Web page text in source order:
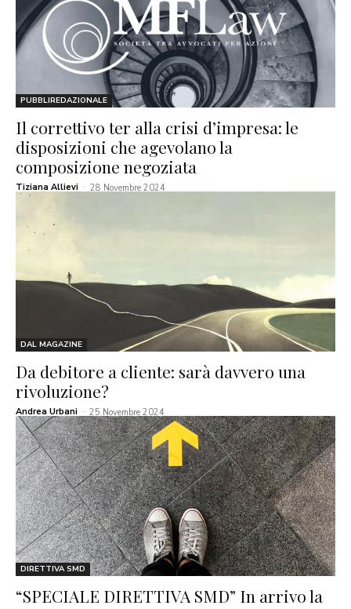
PUBBLIREDAZIONALE
Il correttivo ter alla crisi d’impresa: le
disposizioni che agevolano la
composizione negoziata
Tiziana Allievi - 28 Novembre 2024
DAL MAGAZINE
Da debitore a cliente: sarà davvero una
rivoluzione?
Andrea Urbani - 25 Novembre 2024
DIRETTIVA SMD
“SPECIALE DIRETTIVA SMD” In arrivo la